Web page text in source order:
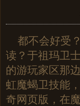
都不会好受
读？于祖玛卫
的游玩家区那
虹魔蝎卫技能
奇网页版，在